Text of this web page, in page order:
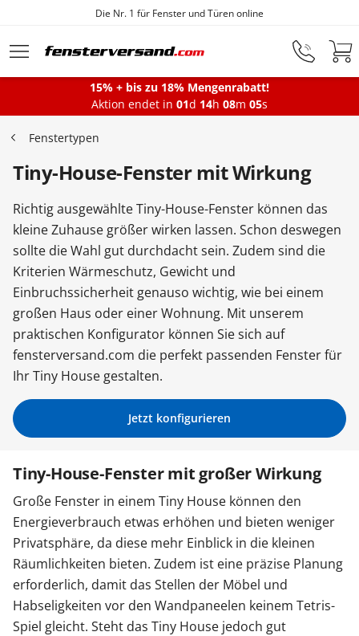
Zum Hauptinhalt springen
Die Nr. 1 für Fenster und Türen online
Montageservice
Fenster
Balkontüren
Terrassentüren
Haustüren
Sonnenschutz
Zäune & Tore
Garagentore
Carports
Anmelden / Registrieren
15% + bis zu 18% Mengenrabatt!
Aktion endet in 01d 14h 08m 05s
Fenstertypen
Tiny-House-Fenster mit Wirkung
Richtig ausgewählte Tiny-House-Fenster können das
kleine Zuhause größer wirken lassen. Schon deswegen
sollte die Wahl gut durchdacht sein. Zudem sind die
Kriterien Wärmeschutz, Gewicht und
Einbruchssicherheit genauso wichtig, wie bei einem
großen Haus oder einer Wohnung. Mit unserem
praktischen Konfigurator können Sie sich auf
fensterversand.com die perfekt passenden Fenster für
Ihr Tiny House gestalten.
Jetzt konfigurieren
Tiny-House-Fenster mit großer Wirkung
Große Fenster in einem Tiny House können den
Energieverbrauch etwas erhöhen und bieten weniger
Privatsphäre, da diese mehr Einblick in die kleinen
Räumlichkeiten bieten. Zudem ist eine präzise Planung
erforderlich, damit das Stellen der Möbel und
Habseligkeiten vor den Wandpaneelen keinem Tetris-
Spiel gleicht. Steht das Tiny House jedoch gut